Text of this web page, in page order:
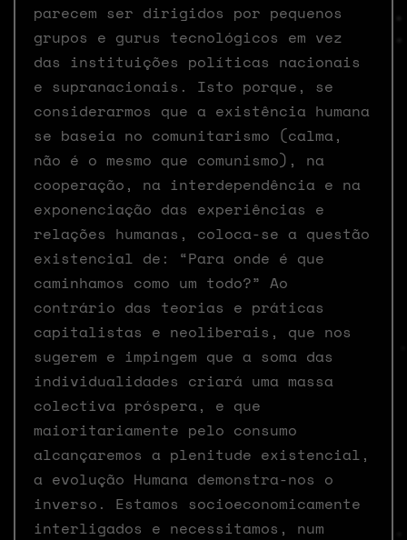
parecem ser dirigidos por pequenos
grupos e gurus tecnológicos em vez
das instituições políticas nacionais
e supranacionais. Isto porque, se
considerarmos que a existência humana
se baseia no comunitarismo (calma,
não é o mesmo que comunismo), na
cooperação, na interdependência e na
exponenciação das experiências e
relações humanas, coloca-se a questão
existencial de: “Para onde é que
caminhamos como um todo?” Ao
contrário das teorias e práticas
capitalistas e neoliberais, que nos
sugerem e impingem que a soma das
individualidades criará uma massa
colectiva próspera, e que
maioritariamente pelo consumo
alcançaremos a plenitude existencial,
a evolução Humana demonstra-nos o
inverso. Estamos socioeconomicamente
interligados e necessitamos, num